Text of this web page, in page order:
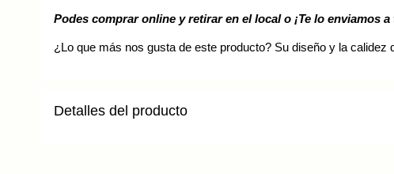
Podes comprar online y retirar en el local o ¡Te lo enviamos a
¿Lo que más nos gusta de este producto? Su diseño y la calidez
Detalles del producto